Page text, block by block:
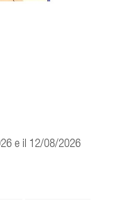
e il 12/08/2026